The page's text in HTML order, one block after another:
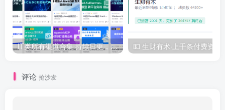
IT类所有渠道合集 持续日更，目前近四千多条资源 年费用户微信私信获取权限
评论 抢沙发